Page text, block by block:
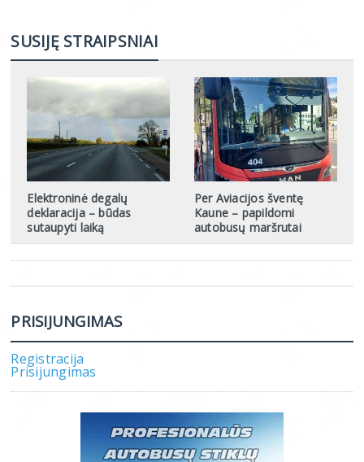
SUSIJĘ STRAIPSNIAI
Elektroninė degalų
deklaracija – būdas
sutaupyti laiką
Per Aviacijos šventę
Kaune – papildomi
autobusų maršrutai
PRISIJUNGIMAS
Registracija
Prisijungimas